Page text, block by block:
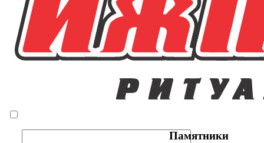
Памятники